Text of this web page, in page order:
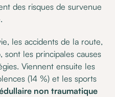
des risques de survenue
les accidents de la route,
les principales causes
Viennent ensuite les
(14 %) et les sports
non traumatique